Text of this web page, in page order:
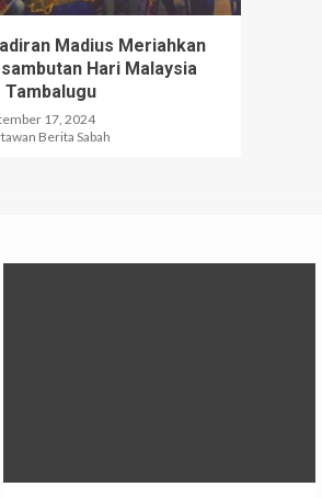
Madius Meriahkan
Hari Malaysia
Tambalugu
17, 2024
Berita Sabah